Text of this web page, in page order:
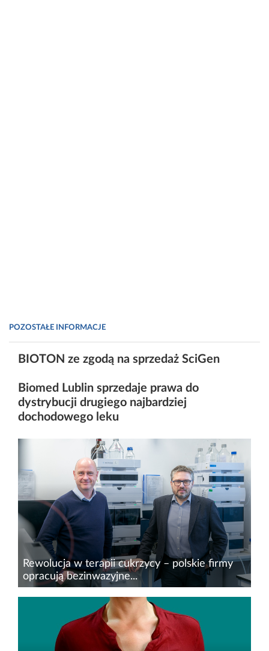
POZOSTAŁE INFORMACJE
BIOTON ze zgodą na sprzedaż SciGen
Biomed Lublin sprzedaje prawa do
dystrybucji drugiego najbardziej
dochodowego leku
Rewolucja w terapii cukrzycy – polskie firmy
opracują bezinwazyjne...
Wrocławska spółka biofarmaceutyczna Biotts to
jeden z globalnych pionierów innowacyjnych
nośników&nbsp;umożliwiających aplikację
leków przez skórę metodą transdermalną (w